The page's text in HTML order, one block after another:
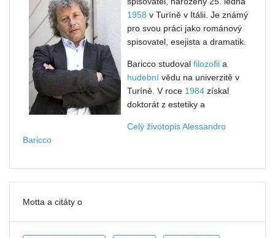
1958 v Turíně v Itálii. Je známý
pro svou práci jako románový
spisovatel, esejista a dramatik.
Baricco studoval filozofii a
hudební vědu na univerzitě v
Turíně. V roce 1984 získal
doktorát z estetiky a
Celý životopis Alessandro
Baricco
Motta a citáty o